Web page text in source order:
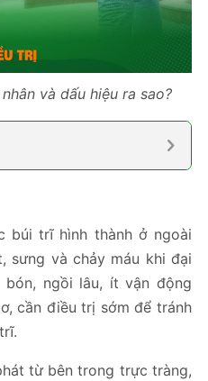
và dấu hiệu ra sao?
búi trĩ hình thành ở ngoài
sưng và chảy máu khi đại
ngồi lâu, ít vận động
cần điều trị sớm để tránh
từ bên trong trực tràng,